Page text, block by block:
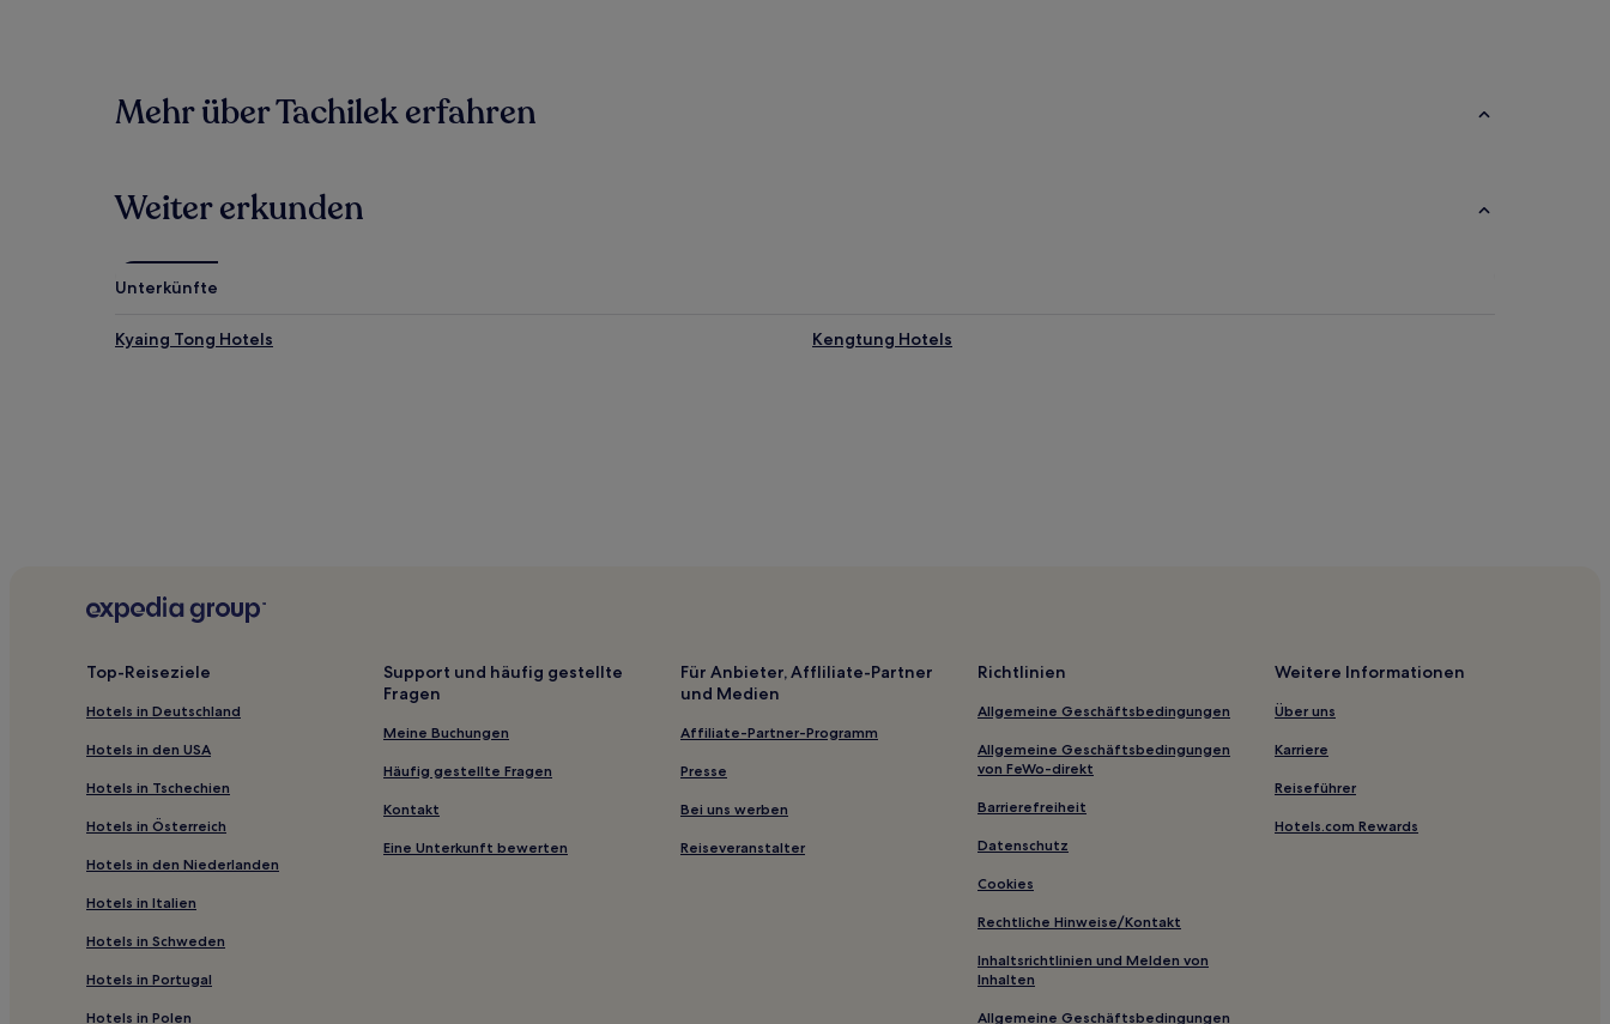
Mehr über Tachilek erfahren
Weiter erkunden
Unterkünfte
Kyaing Tong Hotels Kengtung Hotels
Top-Reiseziele
Hotels in Deutschland
Hotels in den USA
Hotels in Tschechien
Hotels in Österreich
Hotels in den Niederlanden
Hotels in Italien
Hotels in Schweden
Hotels in Portugal
Hotels in Polen
Support und häufig gestellte
Fragen
Meine Buchungen
Häufig gestellte Fragen
Kontakt
Eine Unterkunft bewerten
Für Anbieter, Affliliate-Partner
und Medien
Affiliate-Partner-Programm
Presse
Bei uns werben
Reiseveranstalter
Richtlinien
Allgemeine Geschäftsbedingungen
Allgemeine Geschäftsbedingungen
von FeWo-direkt
Barrierefreiheit
Datenschutz
Cookies
Rechtliche Hinweise/Kontakt
Inhaltsrichtlinien und Melden von
Inhalten
Allgemeine Geschäftsbedingungen
Weitere Informationen
Über uns
Karriere
Reiseführer
Hotels.com Rewards